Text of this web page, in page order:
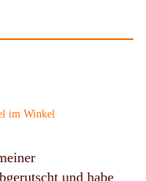
im Winkel
und habe